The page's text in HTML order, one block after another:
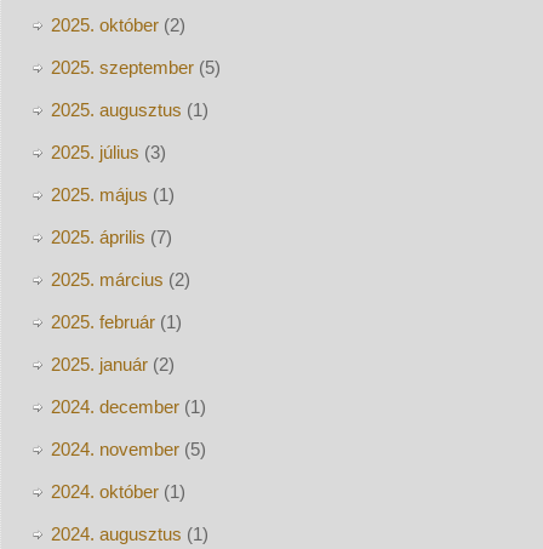
2025. október(2)
2025. szeptember(5)
2025. augusztus (1)
2025. július (3)
2025. május (1)
2025. április (7)
2025. március (2)
2025. február(1)
2025. január(2)
2024. december(1)
2024. november(5)
2024. október(1)
2024. augusztus (1)